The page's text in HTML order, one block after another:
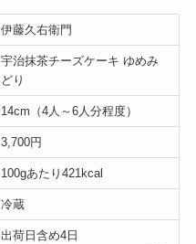
伊藤久右衛門
宇治抹茶チーズケーキ ゆめみ
どり
14cm（4人～6人分程度）
3,700円
100gあたり421kcal
冷蔵
出荷日含め4日